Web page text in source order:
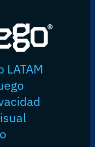
LATAM